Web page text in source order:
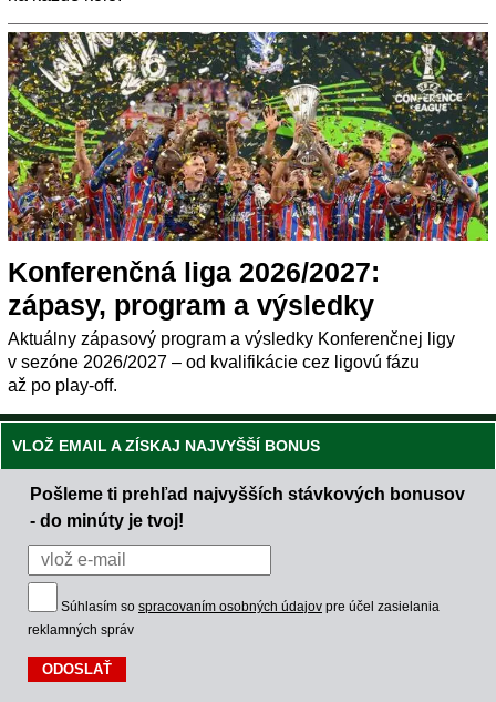
Konferenčná liga 2026/2027:
zápasy, program a výsledky
Aktuálny zápasový program a výsledky Konferenčnej ligy
v sezóne 2026/2027 – od kvalifikácie cez ligovú fázu
až po play-off.
VLOŽ EMAIL A ZÍSKAJ NAJVYŠŠÍ BONUS
Pošleme ti prehľad najvyšších stávkových bonusov
- do minúty je tvoj!
Súhlasím so spracovaním osobných údajov pre účel zasielania
reklamných správ